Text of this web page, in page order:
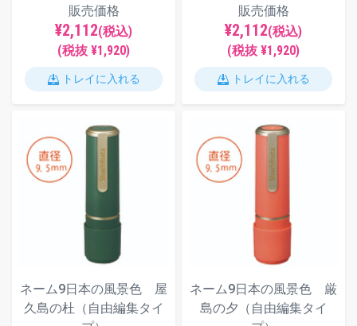
販売価格
¥2,112(税込)
(税抜 ¥1,920)
トレイに入れる
販売価格
¥2,112(税込)
(税抜 ¥1,920)
トレイに入れる
ネーム9日本の風景色 屋
久島の杜（自由編集タイ
ネーム9日本の風景色 厳
島の夕（自由編集タイ